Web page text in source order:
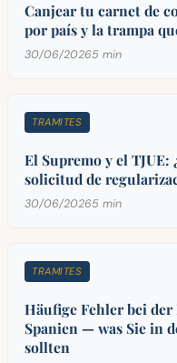
Canjear tu carnet de
por país y la trampa
30/06/20265 min
TRAMITES
El Supremo y el TJUE:
solicitud de
30/06/20265 min
TRAMITES
Häufige Fehler bei
Spanien — was Sie in
sollten